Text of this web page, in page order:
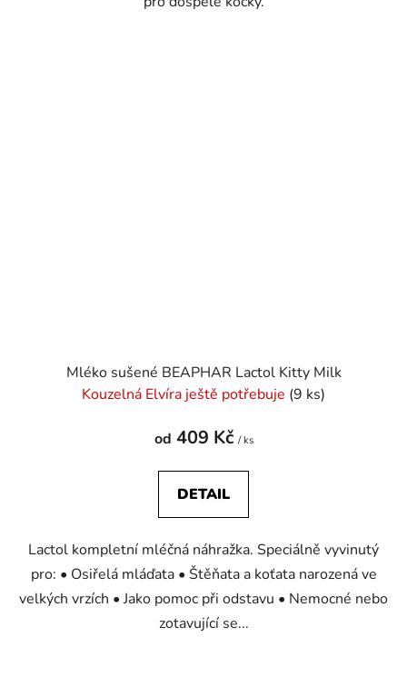
Mléko sušené BEAPHAR Lactol Kitty Milk
Kouzelná Elvíra ještě potřebuje (9 ks)
od 409 Kč / ks
DETAIL
Lactol kompletní mléčná náhražka. Speciálně vyvinutý
pro: • Osiřelá mláďata • Štěňata a koťata narozená ve
velkých vrzích • Jako pomoc při odstavu • Nemocné nebo
zotavující se...